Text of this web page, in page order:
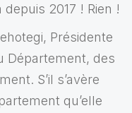
2017 ! Rien !
Présidente
Département, des
S’il s’avère
qu’elle